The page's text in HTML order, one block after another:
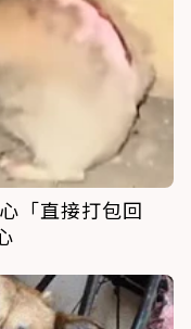
「直接打包回